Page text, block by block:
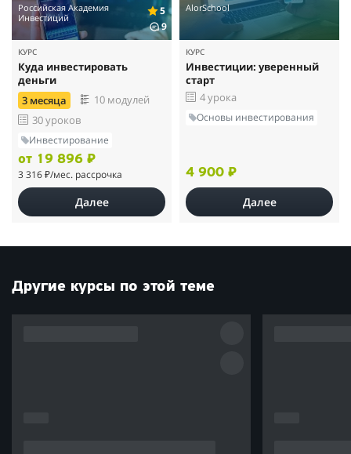
Российская Академия
Инвестиций
5
9
КУРС
Куда инвестировать
деньги
3 месяца
10 модулей
30 уроков
Инвестирование
от 19 896 ₽
3 316 ₽/мес. рассрочка
Далее
AlorSchool
КУРС
Инвестиции: уверенный
старт
4 урока
Основы инвестирования
4 900 ₽
Далее
Другие курсы по этой теме